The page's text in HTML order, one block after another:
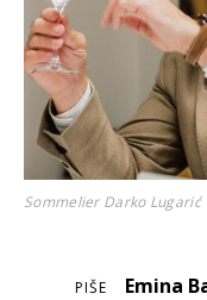
Sommelier Darko Lugarić
PIŠE Emina